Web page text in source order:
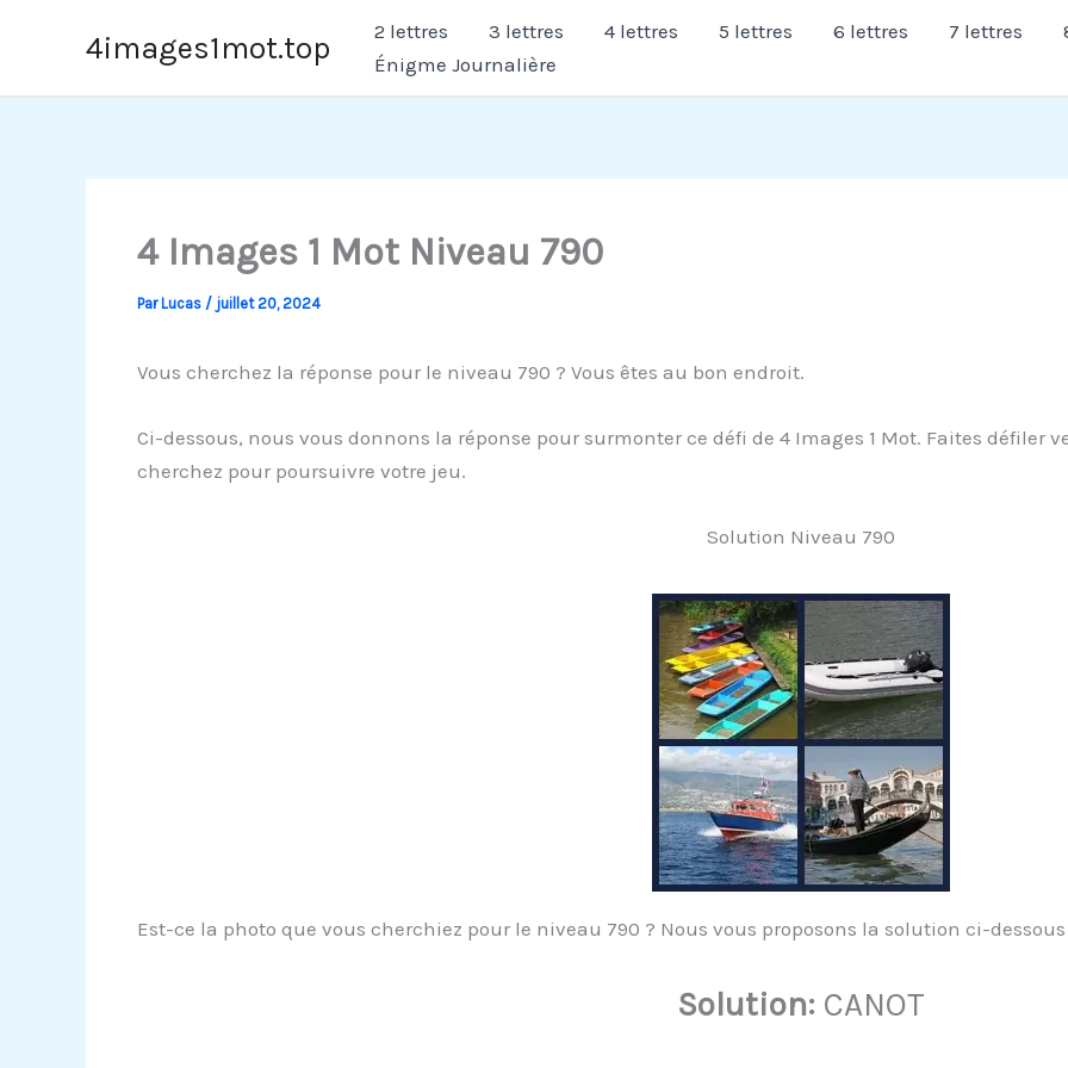
4images1mot.top 2 lettres 3 lettres 4 lettres 5 lettres 6 lettres 7 lettres
Énigme Journalière
4 Images 1 Mot Niveau 790
ParLucas / juillet 20, 2024
Vous cherchez la réponse pour le niveau 790 ? Vous êtes au bon endroit.
Ci-dessous, nous vous donnons la réponse pour surmonter ce défi de 4 Images 1 Mot. Faites défiler
cherchez pour poursuivre votre jeu.
Solution Niveau 790
Est-ce la photo que vous cherchiez pour le niveau 790 ? Nous vous proposons la solution ci-dessous
Solution: CANOT